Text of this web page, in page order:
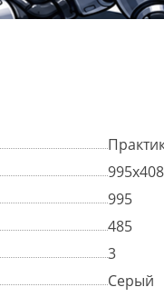
995
485
3
Серый